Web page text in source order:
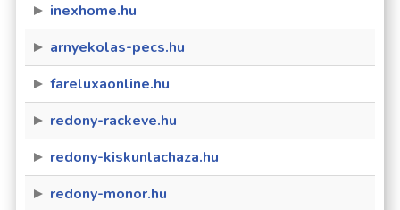
inexhome.hu
arnyekolas-pecs.hu
fareluxaonline.hu
redony-rackeve.hu
redony-kiskunlachaza.hu
redony-monor.hu